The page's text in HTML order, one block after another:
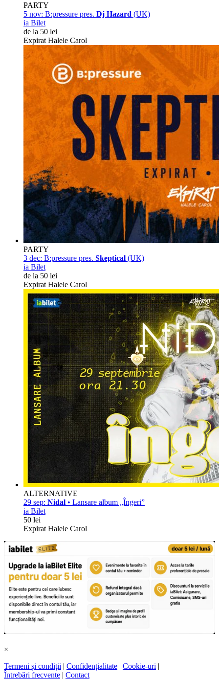
PARTY
5 nov: B:pressure pres. Dj Hazard (UK)
ia Bilet
de la 50 lei
Expirat Halele Carol
PARTY
3 dec: B:pressure pres. Skeptical (UK)
ia Bilet
de la 50 lei
Expirat Halele Carol
ALTERNATIVE
29 sep: Nidal • Lansare album „Îngeri”
ia Bilet
50 lei
Expirat Halele Carol
×
Termeni și condiții | Confidențialitate | Cookie-uri |
Întrebări frecvente | Contact